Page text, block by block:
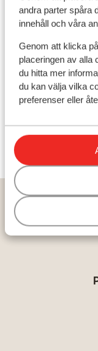
andra parter spåra
innehåll och våra
Genom att klicka
placeringen av alla
du hitta mer
du kan välja vilka
preferenser eller
Mataffärer finns i
tillsammans med
lördagar på
qualitées en all
éloigné mais la
de soleil sont
chambres est
insonorisées s il
qualitées en all
éloigné mais la
de soleil sont
chambres est
insonorisées s
Översätt till
Jérôme
Hem Solresor
Costa Verde Hotel